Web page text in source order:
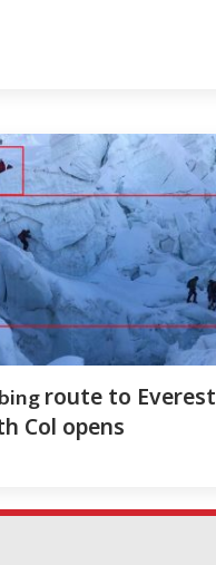
route to Everest
Col opens